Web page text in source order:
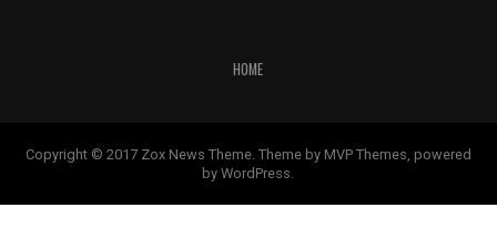
HOME
Copyright © 2017 Zox News Theme. Theme by MVP Themes, powered
by WordPress.